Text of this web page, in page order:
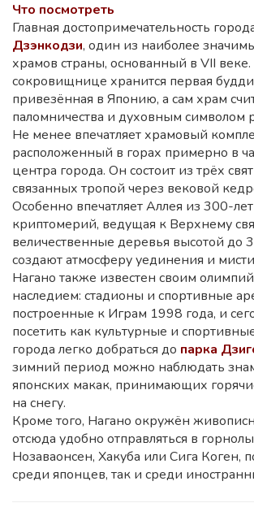
Что посмотреть
Главная достопримечательность
Дзэнкодзи, один из наиболее
храмов страны, основанный в VII веке.
сокровищнице хранится первая
привезённая в Японию, а сам храм
паломничества и духовным символом
Не менее впечатляет храмовый
расположенный в горах примерно в
центра города. Он состоит из трёх
связанных тропой через вековой
Особенно впечатляет Аллея из 300-
криптомерий, ведущая к Верхнему
величественные деревья высотой до
создают атмосферу уединения и
Нагано также известен своим
наследием: стадионы и спортивные
построенные к Играм 1998 года, и
посетить как культурные и
города легко добраться до парка
зимний период можно наблюдать
японских макак, принимающих
на снегу.
Кроме того, Нагано окружён
отсюда удобно отправляться в
Нозаваонсен, Хакуба или Сига Коген,
среди японцев, так и среди